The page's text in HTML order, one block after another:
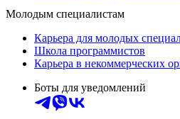
Молодым специалистам
Карьера для молодых
Школа программистов
Карьера в некоммерческих
Боты для уведомлений